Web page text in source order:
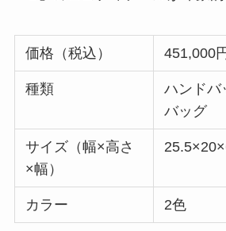
価格（税込） 451,000
種類
ハンドバ
バッグ
サイズ（幅×高さ
×幅）
カラー 2色